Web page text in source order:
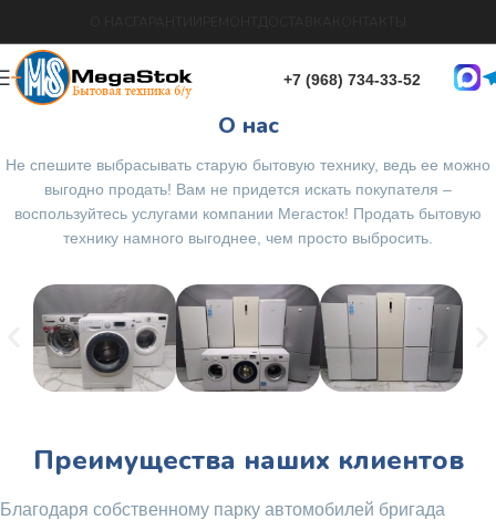
+7 (968) 734-33-52
О нас
Не спешите выбрасывать старую бытовую технику, ведь ее можно
выгодно продать! Вам не придется искать покупателя –
воспользуйтесь услугами компании Мегасток! Продать бытовую
технику намного выгоднее, чем просто выбросить.
Преимущества наших клиентов
Благодаря собственному парку автомобилей бригада